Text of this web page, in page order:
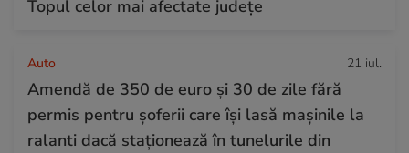
Topul celor mai afectate județe
Auto 21 iul.
Amendă de 350 de euro și 30 de zile fără
permis pentru șoferii care își lasă mașinile la
ralanti dacă staționează în tunelurile din